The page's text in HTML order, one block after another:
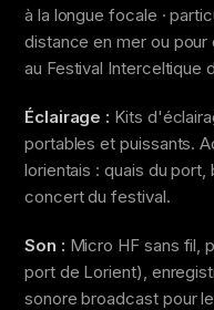
à la longue focale ·
distance en mer ou
au Festival Interceltique
Éclairage : Kits
portables et puissants.
lorientais : quais du
concert du festival.
Son : Micro HF sans fil,
port de Lorient),
sonore broadcast pour